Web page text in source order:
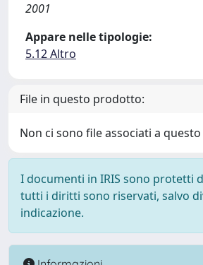
2001
Appare nelle tipologie:
5.12 Altro
File in questo prodotto:
Non ci sono file associati a
I documenti in IRIS sono protetti
tutti i diritti sono riservati, salvo
indicazione.